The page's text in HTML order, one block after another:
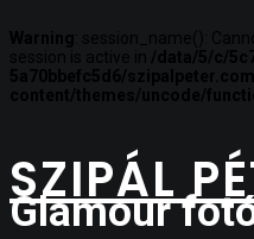
Warning : session_name():
session is active in /data/5/c/
5a70bbefc5d6/
content/themes/uncode/
SZIPÁL
Glamour